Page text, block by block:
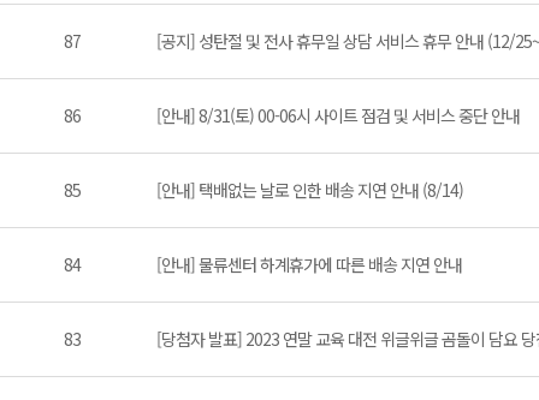
87 [공지] 성탄절 및 전사 휴무일 상담 서비스 휴무 안내 (12/
86 [안내] 8/31(토) 00-06시 사이트 점검 및 서비스 중단 안내
85 [안내] 택배없는 날로 인한 배송 지연 안내 (8/14)
84 [안내] 물류센터 하계휴가에 따른 배송 지연 안내
83 [당첨자 발표] 2023 연말 교육 대전 위글위글 곰돌이 담요